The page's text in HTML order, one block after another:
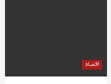
اقتصاد